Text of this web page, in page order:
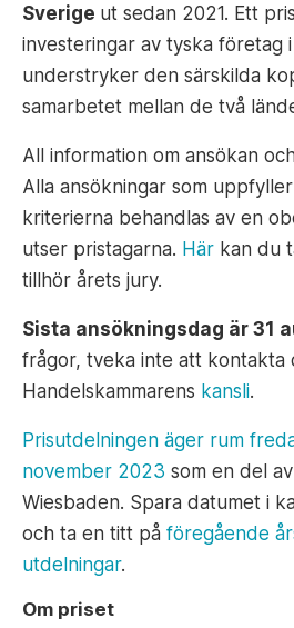
Sverige ut sedan 2021. Ett
investeringar av tyska företag
understryker den särskilda
samarbetet mellan de två
All information om ansökan
Alla ansökningar som
kriterierna behandlas av en
utser pristagarna. Här kan du
tillhör årets jury.
Sista ansökningsdag är 31
frågor, tveka inte att kontakta
Handelskammarens kansli.
Prisutdelningen äger rum
november 2023 som en del
Wiesbaden. Spara datumet i
och ta en titt på föregående
utdelningar.
Om priset